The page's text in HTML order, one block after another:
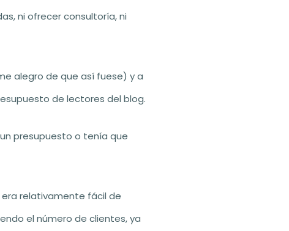
ni ofrecer consultoría, ni
alegro de que así fuese) y a
de lectores del blog.
presupuesto o tenía que
relativamente fácil de
el número de clientes, ya